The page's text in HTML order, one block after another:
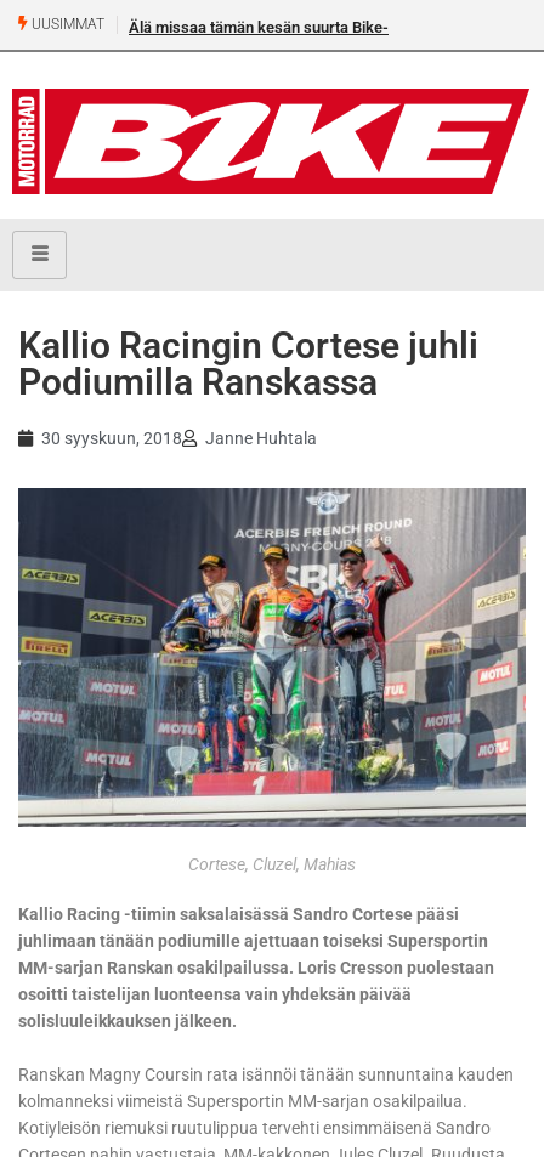
UUSIMMAT Älä missaa tämän kesän suurta Bike-numeroa!
Kallio Racingin Cortese juhli
Podiumilla Ranskassa
30 syyskuun, 2018 Janne Huhtala
Cortese, Cluzel, Mahias
Kallio Racing -tiimin saksalaisässä Sandro Cortese pääsi
juhlimaan tänään podiumille ajettuaan toiseksi Supersportin
MM-sarjan Ranskan osakilpailussa. Loris Cresson puolestaan
osoitti taistelijan luonteensa vain yhdeksän päivää
solisluuleikkauksen jälkeen.
Ranskan Magny Coursin rata isännöi tänään sunnuntaina kauden
kolmanneksi viimeistä Supersportin MM-sarjan osakilpailua.
Kotiyleisön riemuksi ruutulippua tervehti ensimmäisenä Sandro